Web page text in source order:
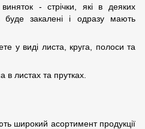
- стрічки, які в деяких
закалені і одразу мають
у виді листа, круга, полоси та
листах та прутках.
широкий асортимент продукції